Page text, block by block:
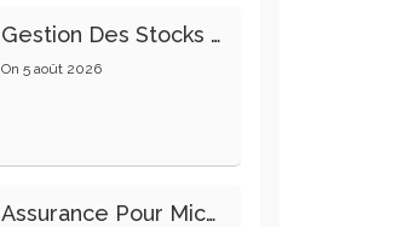
Gestion Des Stocks : Meilleures Pratiques Intralogistiques
On 5 août 2026
Assurance Pour Micro-Entrepreneur : Les Garanties Essentielles À Connaître